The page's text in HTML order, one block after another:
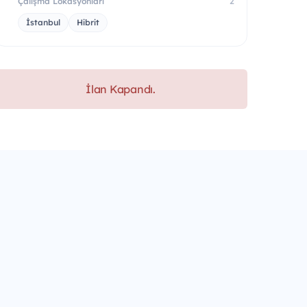
İstanbul Hibrit
İlan Kapandı.